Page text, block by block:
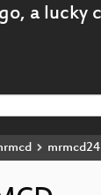
mrmcd24